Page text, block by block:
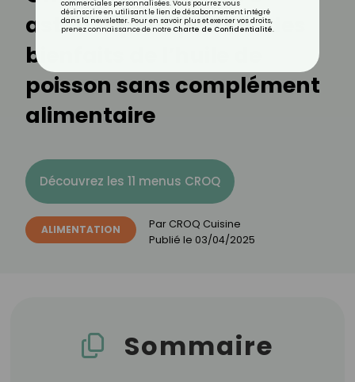
astuces pour profiter des
bienfaits de l’huile de
poisson sans complément
alimentaire
Découvrez les 11 menus CROQ
ALIMENTATION Par CROQ Cuisine
Publié le 03/04/2025
Sommaire
commerciales personnalisées. Vous pourrez vous
désinscrire en utilisant le lien de désabonnement intégré
dans la newsletter. Pour en savoir plus et exercer vos droits,
prenez connaissance de notre Charte de Confidentialité.